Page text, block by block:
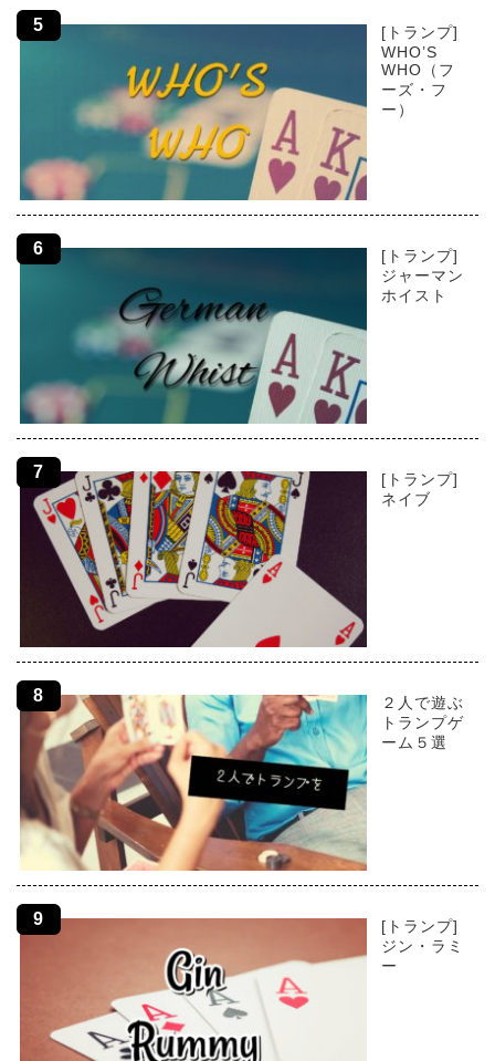
[トランプ]
WHO’S
WHO（フ
ーズ・フ
ー）
[トランプ]
ジャーマン
ホイスト
[トランプ]
ネイブ
２人で遊ぶ
トランプゲ
ーム５選
[トランプ]
ジン・ラミ
ー